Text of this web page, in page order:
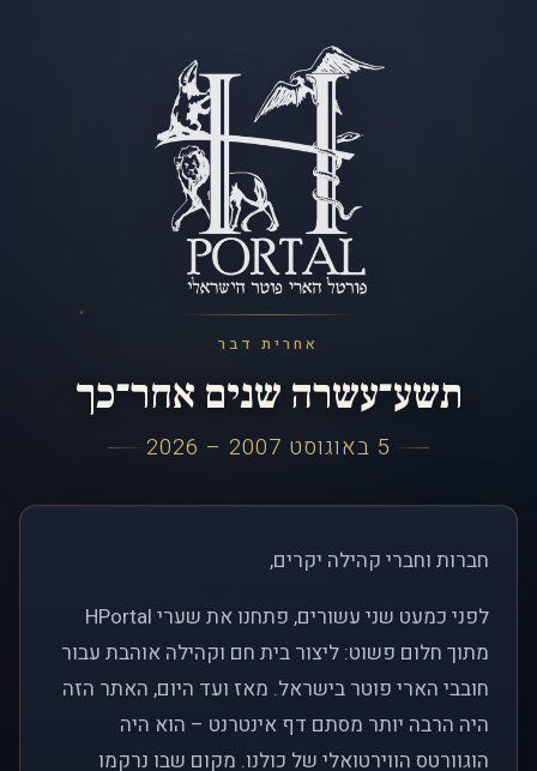
אחרית דבר
תשע־עשרה שנים אחר־כך
5 באוגוסט 2007 – 2026
חברות וחברי קהילה יקרים,
לפני כמעט שני עשורים, פתחנו את שערי HPortal
מתוך חלום פשוט: ליצור בית חם וקהילה אוהבת עבור
חובבי הארי פוטר בישראל. מאז ועד היום, האתר הזה
היה הרבה יותר מסתם דף אינטרנט – הוא היה
הוגוורטס הווירטואלי של כולנו. מקום שבו נרקמו